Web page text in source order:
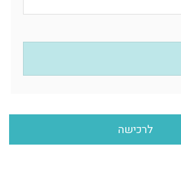
לרכישה